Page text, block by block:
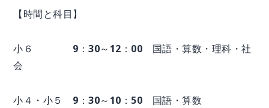
【時間と科目】
小６ 9：30～12：00 国語・算数・理科・社
会
小４・小５ 9：30～10：50 国語・算数